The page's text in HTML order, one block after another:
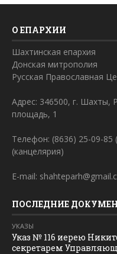
О ЕПАРХИИ
Шахтинская епархия
Донская митрополия
Русская Православная
Адрес: 346500, г. Шахты,
площадь, 1
Телефон: (8636) 25-09-85
(канцелярия)
E-mail:
ПОСЛЕДНИЕ
УКАЗЫ
Указ № 116 иерею
секретарем